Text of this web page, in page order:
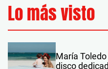
Lo más visto
María
disco